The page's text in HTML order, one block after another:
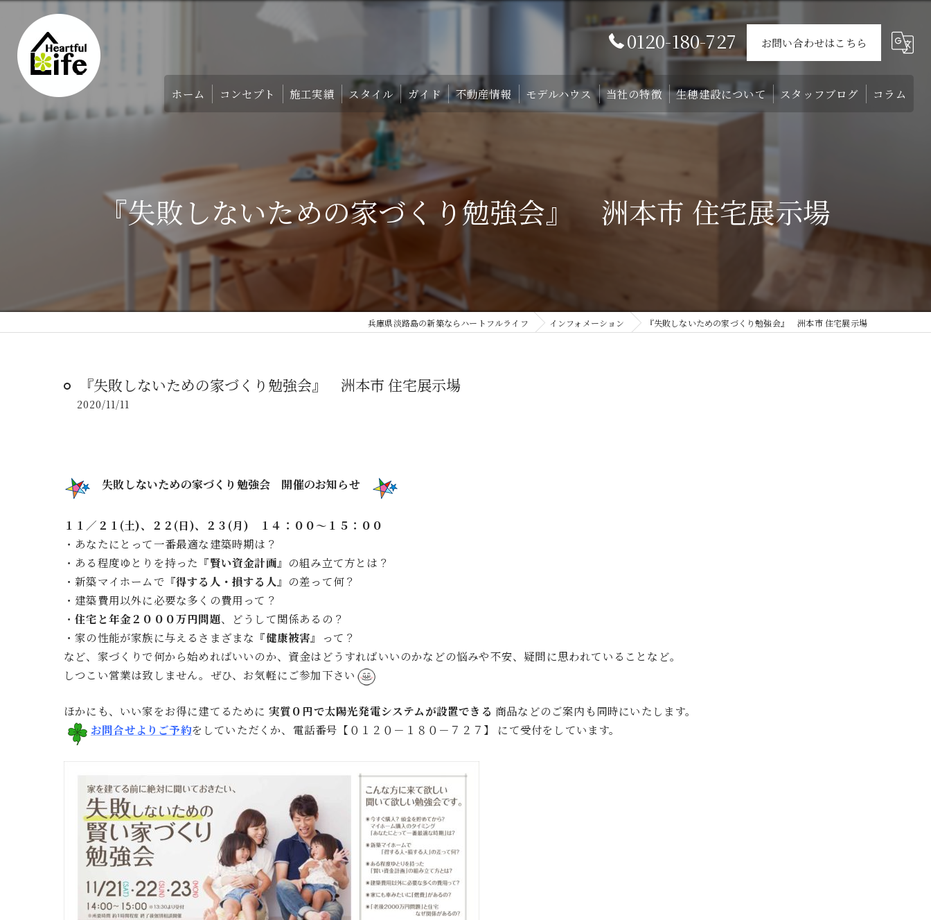
0120-180-727 お問い合わせはこちら
ホーム コンセプト
アバウト
施工実績 スタイル
TRETTIO₋STYLE
中庭のある家
HOMA-STYLE
ガイド
初めての家づくり
失敗しない土地探しのコツ
住まいの標準装備
不動産情報 モデルハウス
宿泊施設・設備紹介
ご予約
当社の特徴
外構
リフォーム
生穂建設について
スタッフ
スタッフブログ コラム
『失敗しないための家づくり勉強会』 洲本市 住宅展示場
兵庫県淡路島の新築ならハートフルライフ インフォメーション 『失敗しないための家づくり勉強会』 洲本市 住宅展示場
『失敗しないための家づくり勉強会』 洲本市 住宅展示場
2020/11/11
失敗しないための家づくり勉強会 開催のお知らせ
１１／２１(土)、２２(日)、２３(月) １４：００～１５：００
・あなたにとって一番最適な建築時期は？
・ある程度ゆとりを持った『賢い資金計画』の組み立て方とは？
・新築マイホームで『得する人・損する人 』の差って何？
・建築費用以外に必要な多くの費用って？
・住宅と年金２０００万円問題、どうして関係あるの？
・家の性能が家族に与えるさまざまな『健康被害』って？
など、家づくりで何から始めればいいのか、資金はどうすればいいのかなどの悩みや不安、疑問に思われていることなど。
しつこい営業は致しません。ぜひ、お気軽にご参加下さい
ほかにも、いい家をお得に建てるために 実質０円で太陽光発電システムが設置できる 商品などのご案内も同時にいたします。
お問合せよりご予約をしていただくか、電話番号【０１２０－１８０－７２７】 にて受付をしています。